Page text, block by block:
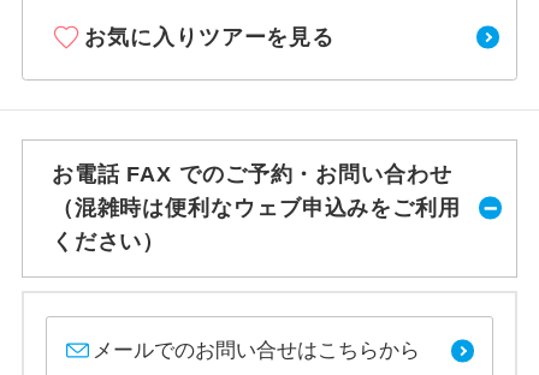
お気に入りツアーを見る
お電話 FAX でのご予約・お問い合わせ
（混雑時は便利なウェブ申込みをご利用
ください）
メールでのお問い合せはこちらから